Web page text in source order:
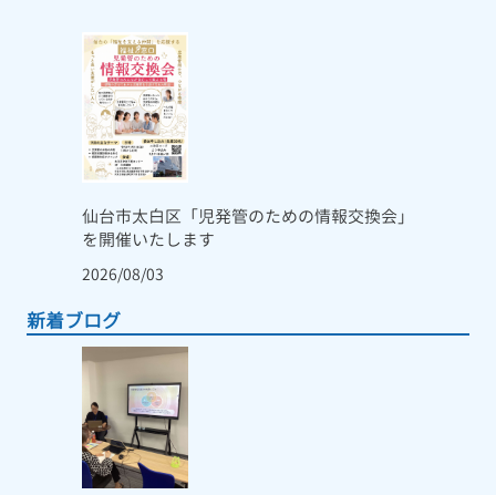
仙台市太白区「児発管のための情報交換会」
を開催いたします
2026/08/03
新着ブログ